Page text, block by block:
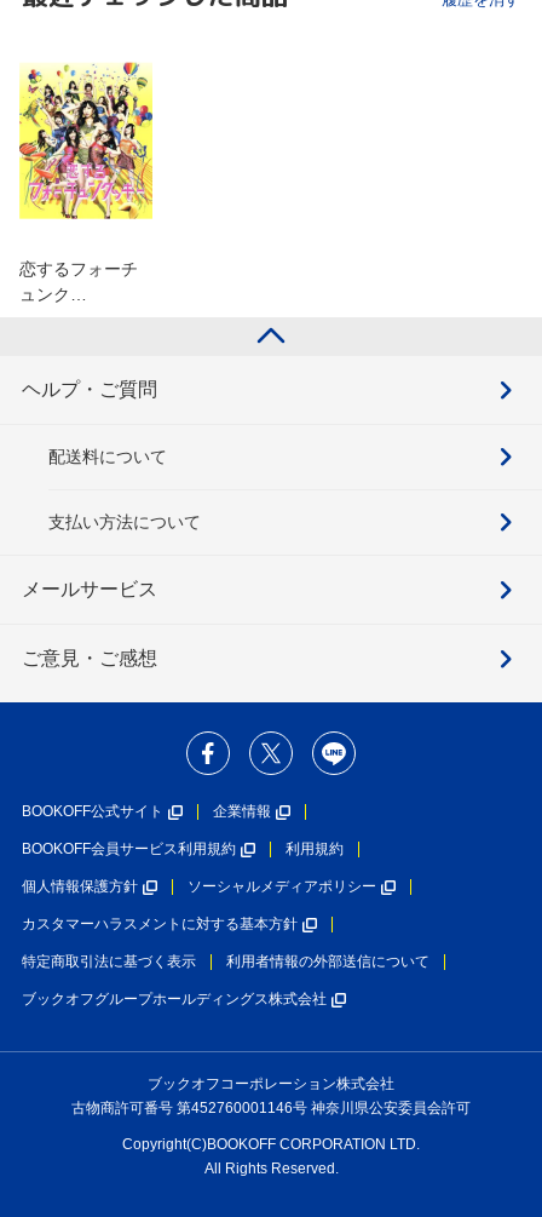
恋するフォーチ
ュンク…
ヘルプ・ご質問
配送料について
支払い方法について
メールサービス
ご意見・ご感想
BOOKOFF公式サイト 企業情報
BOOKOFF会員サービス利用規約 利用規約
個人情報保護方針 ソーシャルメディアポリシー
カスタマーハラスメントに対する基本方針
特定商取引法に基づく表示 利用者情報の外部送信について
ブックオフグループホールディングス株式会社
ブックオフコーポレーション株式会社
古物商許可番号 第452760001146号 神奈川県公安委員会許可
Copyright(C)BOOKOFF CORPORATION LTD.
All Rights Reserved.